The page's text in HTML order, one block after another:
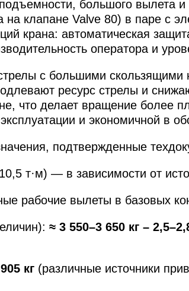
большого вылета
на клапане Valve 80) в паре с
крана: автоматическая
оператора и
с большими
ресурс стрелы и
что делает вращение более
и экономичной в
подтвержденные
т·м) — в зависимости от
рабочие вылеты в базовых
≈ 3 550–3 650 кг –
кг (различные источники